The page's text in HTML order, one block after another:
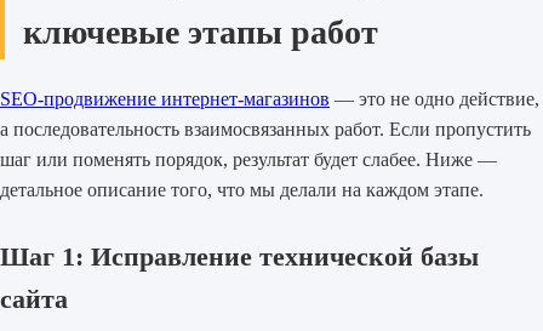
ключевые этапы работ
SEO-продвижение интернет-магазинов — это не одно действие,
а последовательность взаимосвязанных работ. Если пропустить
шаг или поменять порядок, результат будет слабее. Ниже —
детальное описание того, что мы делали на каждом этапе.
Шаг 1: Исправление технической базы
сайта